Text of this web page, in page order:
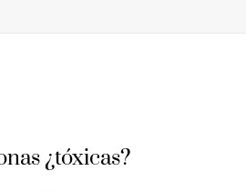
¿tóxicas?